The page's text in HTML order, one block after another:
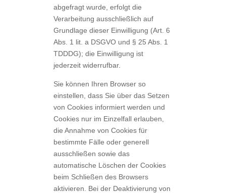
abgefragt wurde, erfolgt die
Verarbeitung ausschließlich auf
Grundlage dieser Einwilligung (Art. 6
Abs. 1 lit. a DSGVO und § 25 Abs. 1
TDDDG); die Einwilligung ist
jederzeit widerrufbar.
Sie können Ihren Browser so
einstellen, dass Sie über das Setzen
von Cookies informiert werden und
Cookies nur im Einzelfall erlauben,
die Annahme von Cookies für
bestimmte Fälle oder generell
ausschließen sowie das
automatische Löschen der Cookies
beim Schließen des Browsers
aktivieren. Bei der Deaktivierung von